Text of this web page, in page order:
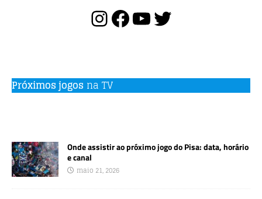
Próximos jogos na TV
Onde assistir ao próximo jogo do Pisa: data, horário
e canal
maio 21, 2026